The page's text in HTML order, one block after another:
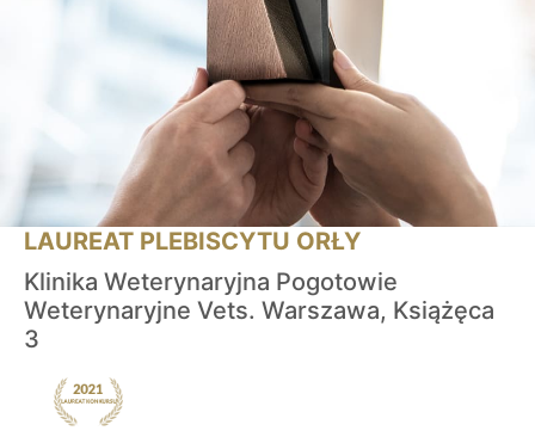
LAUREAT PLEBISCYTU ORŁY
Klinika Weterynaryjna Pogotowie
Weterynaryjne Vets. Warszawa, Książęca
3